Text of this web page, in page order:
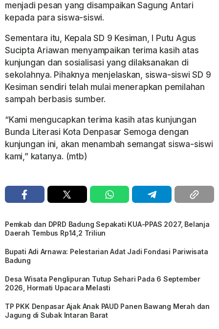
menjadi pesan yang disampaikan Sagung Antari
kepada para siswa-siswi.
Sementara itu, Kepala SD 9 Kesiman, I Putu Agus
Sucipta Ariawan menyampaikan terima kasih atas
kunjungan dan sosialisasi yang dilaksanakan di
sekolahnya. Pihaknya menjelaskan, siswa-siswi SD 9
Kesiman sendiri telah mulai menerapkan pemilahan
sampah berbasis sumber.
“Kami mengucapkan terima kasih atas kunjungan
Bunda Literasi Kota Denpasar Semoga dengan
kunjungan ini, akan menambah semangat siswa-siswi
kami,” katanya. (mtb)
Pemkab dan DPRD Badung Sepakati KUA-PPAS 2027, Belanja
Daerah Tembus Rp14,2 Triliun
Bupati Adi Arnawa: Pelestarian Adat Jadi Fondasi Pariwisata
Badung
Desa Wisata Penglipuran Tutup Sehari Pada 6 September
2026, Hormati Upacara Melasti
TP PKK Denpasar Ajak Anak PAUD Panen Bawang Merah dan
Jagung di Subak Intaran Barat